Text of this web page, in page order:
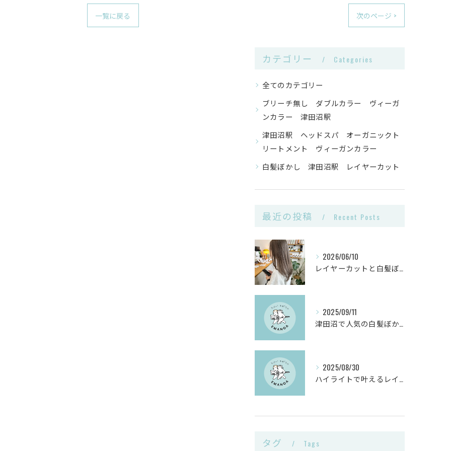
一覧に戻る 次のページ >
カテゴリー Categories
全てのカテゴリー
ブリーチ無し ダブルカラー ヴィーガ
ンカラー 津田沼駅
津田沼駅 ヘッドスパ オーガニックト
リートメント ヴィーガンカラー
白髪ぼかし 津田沼駅 レイヤーカット
最近の投稿 Recent Posts
2026/06/10
レイヤーカットと白髪ぼかしカラーで千葉県船橋市の髪悩みを解決
2025/09/11
津田沼で人気の白髪ぼかしヘアサロンとは？
2025/08/30
ハイライトで叶えるレイヤーカットと白髪ぼかしのヴィーガンカラー活用術
タグ Tags